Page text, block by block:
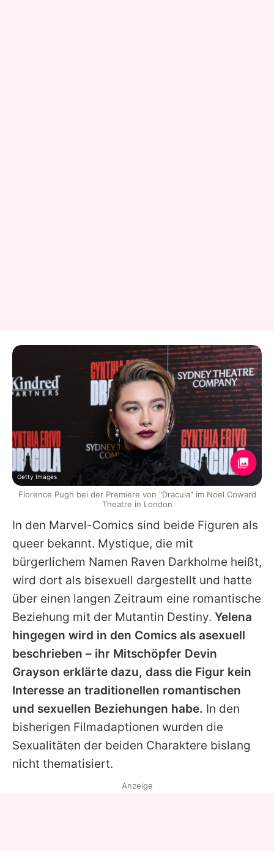
In den Marvel-Comics sind beide Figuren als
queer bekannt. Mystique, die mit
bürgerlichem Namen Raven Darkholme heißt,
wird dort als bisexuell dargestellt und hatte
über einen langen Zeitraum eine romantische
Beziehung mit der Mutantin Destiny. Yelena
hingegen wird in den Comics als asexuell
beschrieben – ihr Mitschöpfer Devin
Grayson erklärte dazu, dass die Figur kein
Interesse an traditionellen romantischen
und sexuellen Beziehungen habe. In den
bisherigen Filmadaptionen wurden die
Sexualitäten der beiden Charaktere bislang
nicht thematisiert.
Getty Images
Florence Pugh bei der Premiere von "Dracula" im Noel Coward
Theatre in London
Anzeige